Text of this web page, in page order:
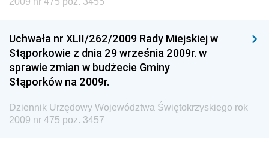
Dziennik Urzędowy Ministra Kultury, Dziedzictwa
Narodowego i Sportu
Dziennik Urzędowy Ministra Rodziny i Polityki
Społecznej
Dziennik Urzędowy Komendy Głównej Straży
Granicznej
Uchwała nr XLII/262/2009 Rady Miejskiej w
Stąporkowie z dnia 29 września 2009r. w
sprawie zmian w budżecie Gminy
Stąporków na 2009r.
Dziennik Urzędowy Województwa Świętokrzyskiego rok
2009 nr 475 poz. 3457